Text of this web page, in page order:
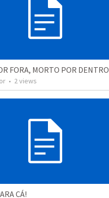
FORA, MORTO POR DENTRO
• 2views
CÁ!